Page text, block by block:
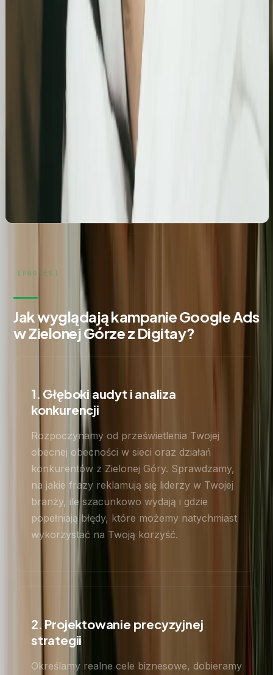
Business Profile dla gabinetu piercingu i zabiegów
estetycznych z ukierunkowaniem na kluczowe frazy
Profesjonalny profil Google i pozycjonowanie lokalne
salonu kosmetologicznego
Zbudowanie i optymalizacja wizytówki Google dla
gabinetu kosmetologicznego Rosanna. Pełne
wdrożenie wizytówki, spójność NAP oraz integracja z
profilami społecznościowymi i stroną www.
Jak wyglądają kampanie Google Ads
w Zielonej Górze z Digitay?
1. Głęboki audyt i analiza
konkurencji
Rozpoczynamy od prześwietlenia Twojej
obecnej obecności w sieci oraz działań
konkurentów z Zielonej Góry. Sprawdzamy,
na jakie frazy reklamują się liderzy w Twojej
branży, ile szacunkowo wydają i gdzie
popełniają błędy, które możemy natychmiast
wykorzystać na Twoją korzyść.
2. Projektowanie precyzyjnej
strategii
Określamy realne cele biznesowe, dobieramy